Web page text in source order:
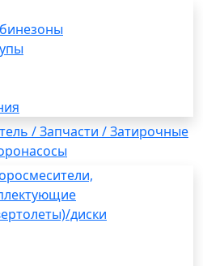
/ Запчасти / Затирочные
диски